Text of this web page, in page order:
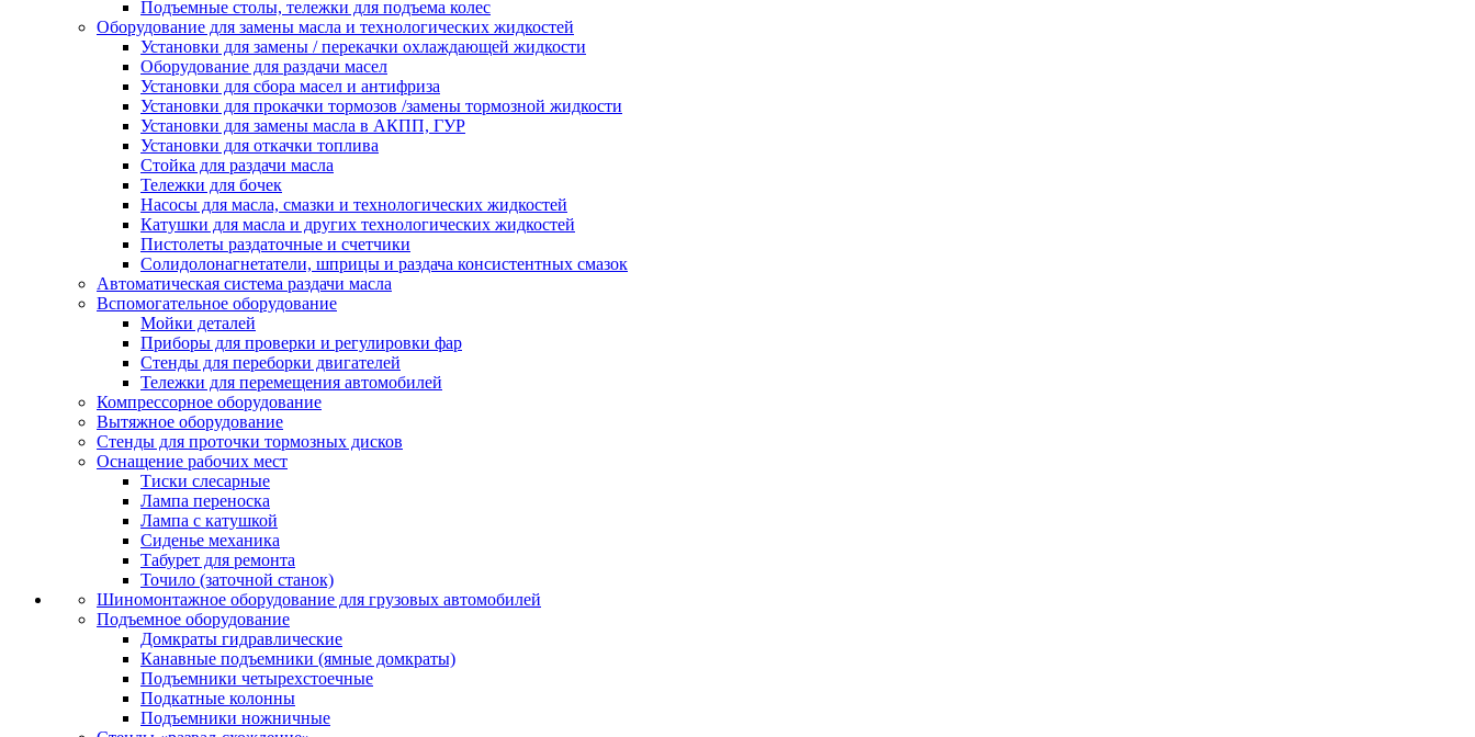
Подъемные столы, тележки для подъема колес
Оборудование для замены масла и технологических жидкостей
Установки для замены / перекачки охлаждающей жидкости
Оборудование для раздачи масел
Установки для сбора масел и антифриза
Установки для прокачки тормозов /замены тормозной жидкости
Установки для замены масла в АКПП, ГУР
Установки для откачки топлива
Стойка для раздачи масла
Тележки для бочек
Насосы для масла, смазки и технологических жидкостей
Катушки для масла и других технологических жидкостей
Пистолеты раздаточные и счетчики
Солидолонагнетатели, шприцы и раздача консистентных смазок
Автоматическая система раздачи масла
Вспомогательное оборудование
Мойки деталей
Приборы для проверки и регулировки фар
Стенды для переборки двигателей
Тележки для перемещения автомобилей
Компрессорное оборудование
Вытяжное оборудование
Стенды для проточки тормозных дисков
Оснащение рабочих мест
Тиски слесарные
Лампа переноска
Лампа с катушкой
Сиденье механика
Табурет для ремонта
Точило (заточной станок)
Шиномонтажное оборудование для грузовых автомобилей
Подъемное оборудование
Домкраты гидравлические
Канавные подъемники (ямные домкраты)
Подъемники четырехстоечные
Подкатные колонны
Подъемники ножничные